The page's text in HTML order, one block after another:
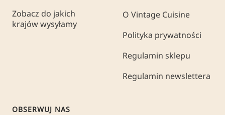
Zobacz do jakich
krajów wysyłamy
O Vintage Cuisine
Polityka prywatności
Regulamin sklepu
Regulamin newslettera
OBSERWUJ NAS